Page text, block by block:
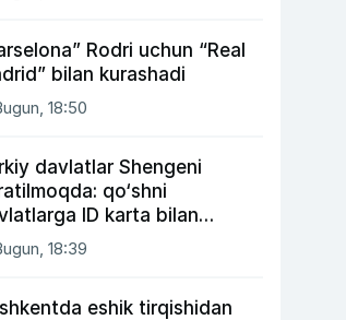
Rodri uchun “Real
bilan kurashadi
18:50
davlatlar Shengeni
qo‘shni
ID karta bilan
18:39
eshik tirqishidan